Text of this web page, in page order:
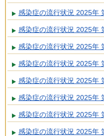
感染症の流行状況 2025年
感染症の流行状況 2025年
感染症の流行状況 2025年
感染症の流行状況 2025年
感染症の流行状況 2025年
感染症の流行状況 2025年
感染症の流行状況 2025年
感染症の流行状況 2025年